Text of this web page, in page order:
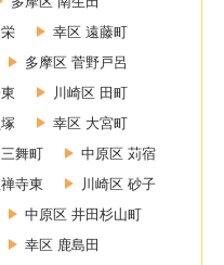
幸区 遠藤町
多摩区 菅野戸呂
川崎区 田町
幸区 大宮町
舞町
中原区 苅宿
寺東
川崎区 砂子
中原区 井田杉山町
幸区 鹿島田